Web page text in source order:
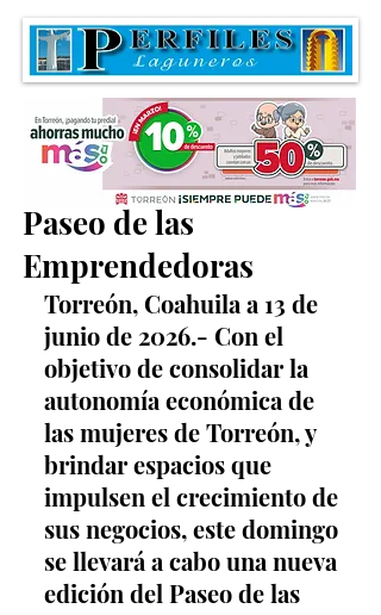
Invitan a recorrer el
Paseo de las
Emprendedoras
Torreón, Coahuila a 13 de
junio de 2026.- Con el
objetivo de consolidar la
autonomía económica de
las mujeres de Torreón, y
brindar espacios que
impulsen el crecimiento de
sus negocios, este domingo
se llevará a cabo una nueva
edición del Paseo de las